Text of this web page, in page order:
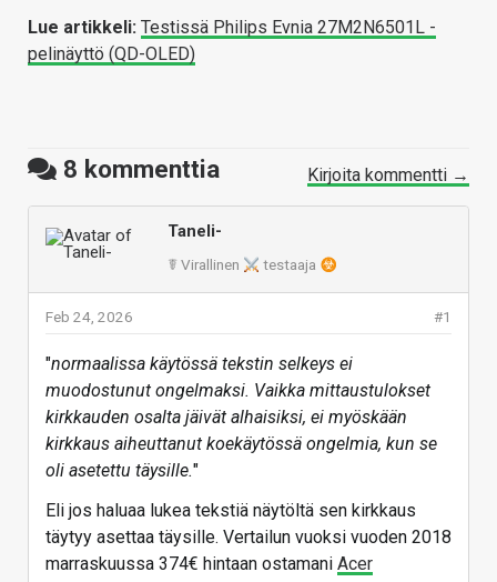
Lue artikkeli: Testissä Philips Evnia 27M2N6501L -
pelinäyttö (QD-OLED)
8 kommenttia Kirjoita kommentti →
Taneli-
☤ Virallinen testaaja
#1
Feb 24, 2026
"normaalissa käytössä tekstin selkeys ei
muodostunut ongelmaksi. Vaikka mittaustulokset
kirkkauden osalta jäivät alhaisiksi, ei myöskään
kirkkaus aiheuttanut koekäytössä ongelmia, kun se
oli asetettu täysille."
Eli jos haluaa lukea tekstiä näytöltä sen kirkkaus
täytyy asettaa täysille. Vertailun vuoksi vuoden 2018
marraskuussa 374€ hintaan ostamani Acer